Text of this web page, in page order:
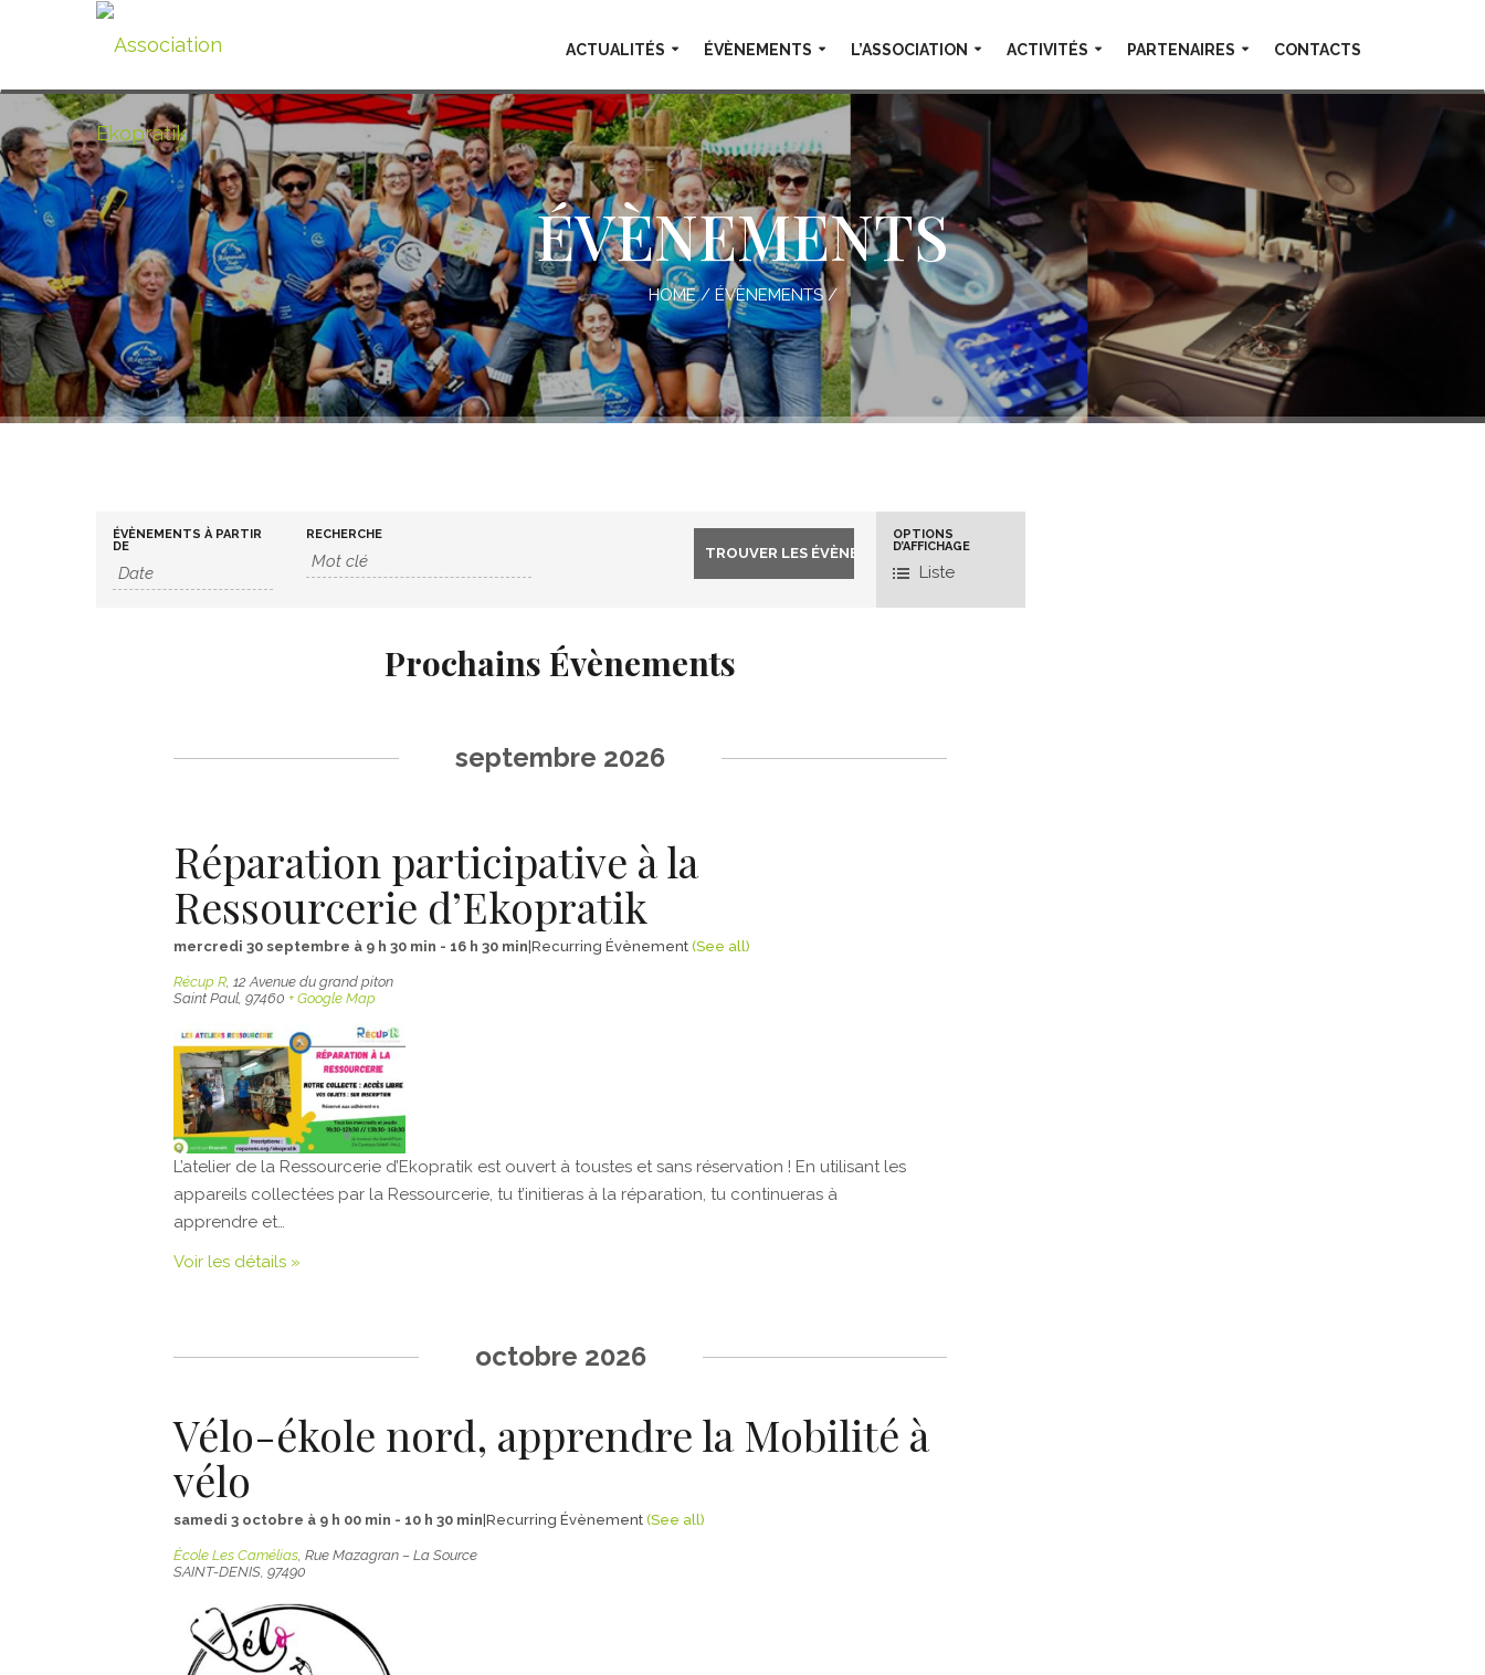
ACTUALITÉS ÉVÈNEMENTS L’ASSOCIATION ACTIVITÉS PARTENAIRES CONTACTS
ÉVÈNEMENTS
HOME/ ÉVÈNEMENTS/
Navigation
par
l’affichage
OPTIONS
D’AFFICHAGE
Liste
ÉVÈNEMENTS À PARTIR
DE
RECHERCHE
Prochains Évènements
Évènements
septembre 2026
Réparation participative à la
Ressourcerie d’Ekopratik
mercredi 30 septembre à 9 h 30 min - 16 h 30 min|Recurring Évènement(See all)
Récup R 12 Avenue du grand piton
Saint Paul 97460 + Google Map
L’atelier de la Ressourcerie d’Ekopratik est ouvert à toustes et sans réservation ! En utilisant les
appareils collectées par la Ressourcerie, tu t’initieras à la réparation, tu continueras à
apprendre et…
Voir les détails »
octobre 2026
Vélo-ékole nord, apprendre la Mobilité à
vélo
samedi 3 octobre à 9 h 00 min - 10 h 30 min |Recurring Évènement(See all)
École Les Camélias ,Rue Mazagran – La Source
SAINT-DENIS 97490